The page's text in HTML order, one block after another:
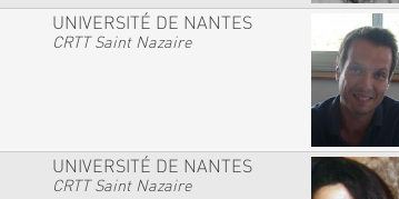
UNIVERSITÉ DE NANTES
CRTT Saint Nazaire
UNIVERSITÉ DE NANTES
CRTT Saint Nazaire